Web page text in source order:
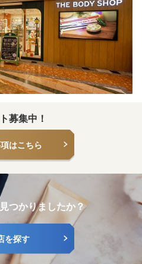
募集中！
はこちら
つかりましたか？
を探す